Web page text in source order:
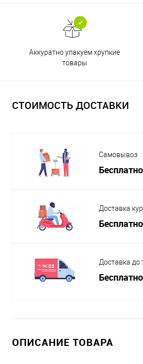
Аккуратно упакуем хрупкие
товары
СТОИМОСТЬ ДОСТАВКИ
Самовывоз
Бесплатно
Доставка
Бесплатно
Доставка до
Бесплатно
ОПИСАНИЕ ТОВАРА